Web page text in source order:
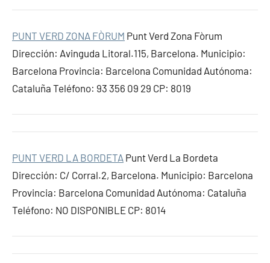
PUNT VERD ZONA FÒRUM Punt Verd Zona Fòrum
Dirección: Avinguda Litoral.115, Barcelona. Municipio:
Barcelona Provincia: Barcelona Comunidad Autónoma:
Cataluña Teléfono: 93 356 09 29 CP: 8019
PUNT VERD LA BORDETA Punt Verd La Bordeta
Dirección: C/ Corral.2, Barcelona. Municipio: Barcelona
Provincia: Barcelona Comunidad Autónoma: Cataluña
Teléfono: NO DISPONIBLE CP: 8014